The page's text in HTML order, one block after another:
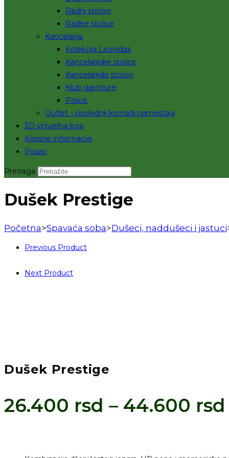
Radni stolovi
Radne stolice
Kancelarija
Kolekcija Leonidas
Kancelarijske stolice
Kancelarijski stolovi
Klub garniture
Police
Outlet – poslednji komadi nameštaja
3D virtuelna tura
Korisne informacije
Posao
Pretraga
Dušek Prestige
Početna>Spavaća soba>Dušeci, naddušeci i jastuci
Previous Product
Next Product
Dušek Prestige
26.400 rsd – 44.600 rsd